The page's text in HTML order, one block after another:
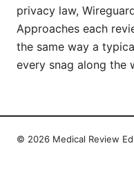
privacy law,
Approaches each
the same way a
every snag along the
© 2026 Medical Review